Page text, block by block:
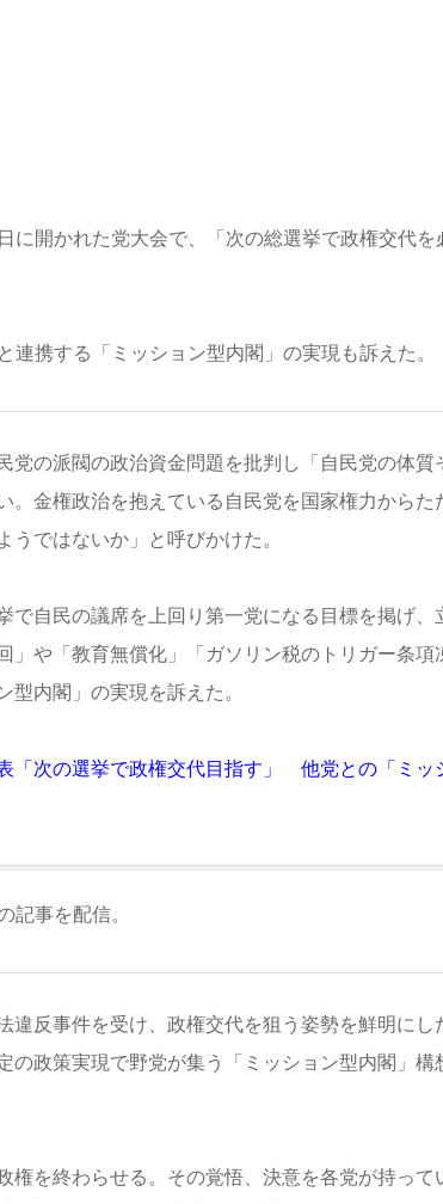
に開かれた党大会で、「次の総選挙で政権交代
連携する「ミッション型内閣」の実現も訴えた。
党の派閥の政治資金問題を批判し「自民党の体
。金権政治を抱えている自民党を国家権力から
うではないか」と呼びかけた。
で自民の議席を上回り第一党になる目標を掲げ
」や「教育無償化」「ガソリン税のトリガー条
型内閣」の実現を訴えた。
「次の選挙で政権交代目指す」 他党との「ミ
記事を配信。
違反事件を受け、政権交代を狙う姿勢を鮮明に
の政策実現で野党が集う「ミッション型内閣」
権を終わらせる。その覚悟、決意を各党が持っ